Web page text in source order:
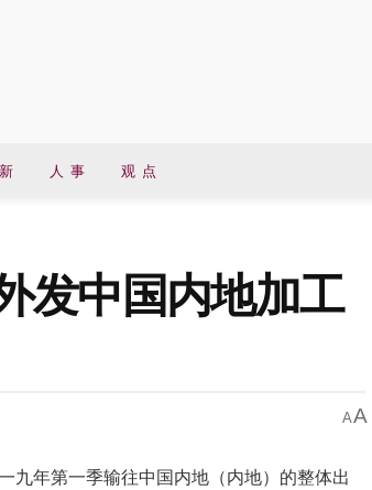
人 事 观 点
发中国内地加工
AA
九年第一季输往中国内地（内地）的整体出